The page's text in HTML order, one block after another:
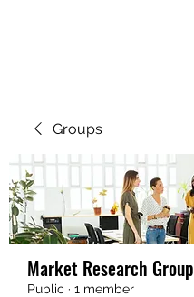
Groups
Market Research Group
Public · 1 member